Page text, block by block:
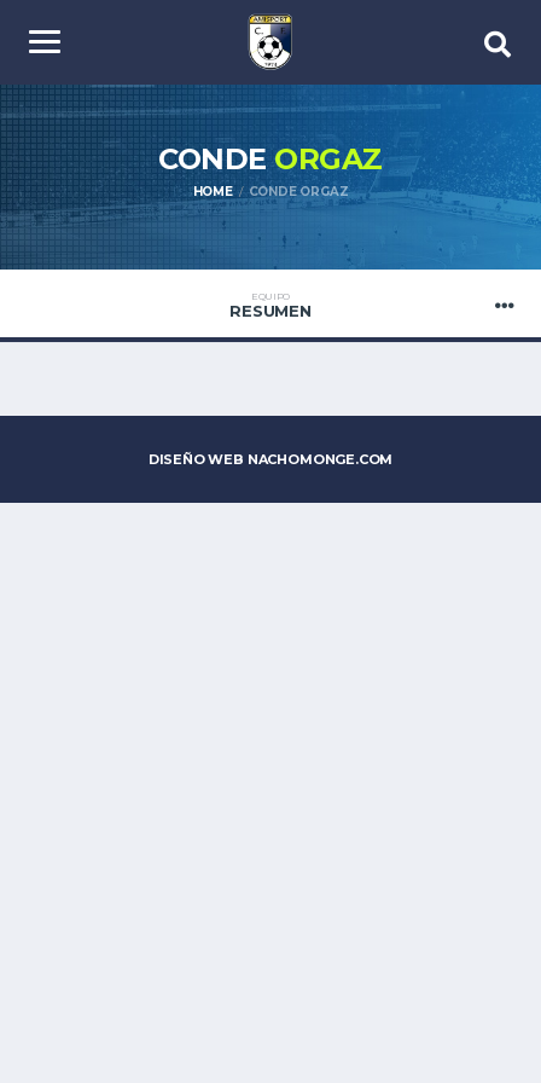
CONDEORGAZ
HOME CONDE ORGAZ
EQUIPO
RESUMEN
DISEÑO WEB NACHOMONGE.COM